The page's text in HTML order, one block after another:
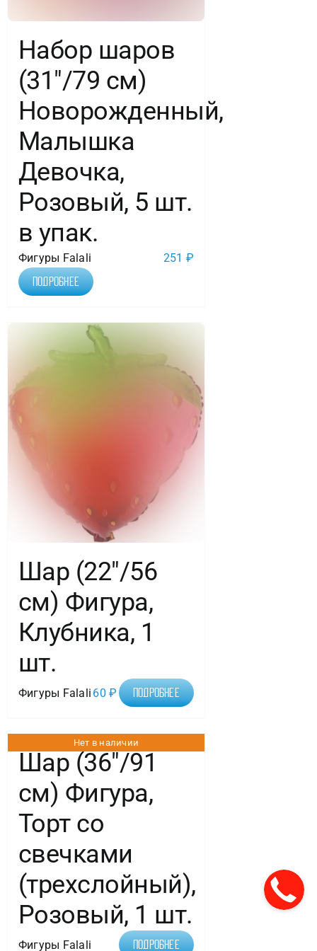
Набор шаров
(31″/79 см)
Новорожденный,
Малышка
Девочка,
Розовый, 5 шт.
в упак.
Фигуры Falali 251 ₽
Подробнее
Шар (22″/56
см) Фигура,
Клубника, 1
шт.
Фигуры Falali 60₽ Подробнее
Нет в наличии
Шар (36″/91
см) Фигура,
Торт со
свечками
(трехслойный),
Розовый, 1 шт.
Фигуры Falali Подробнее